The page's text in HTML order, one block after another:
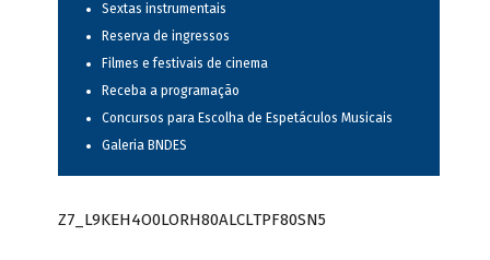
Sextas instrumentais
Reserva de ingressos
Filmes e festivais de cinema
Receba a programação
Concursos para Escolha de Espetáculos Musicais
Galeria BNDES
Z7_L9KEH4O0LORH80ALCLTPF80SN5